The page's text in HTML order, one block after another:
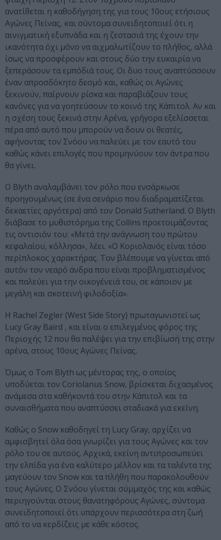
ανατίθεται η καθοδήγηση της για τους 10ους ετήσιους
Αγώνες Πείνας, και σύντομα συνειδητοποιεί ότι η
αινιγματική εξυπνάδα και η ζεστασιά της έχουν την
ικανότητα όχι μόνο να αιχμαλωτίζουν το πλήθος, αλλά
ίσως να προσφέρουν και στους δύο την ευκαιρία να
ξεπεράσουν τα εμπόδιά τους. Οι δυο τους αναπτύσσουν
έναν απροσδόκητο δεσμό και, καθώς οι Αγώνες
ξεκινούν, παίρνουν ρίσκα και παραβιάζουν τους
κανόνες για να γοητεύσουν το κοινό της Κάπιτολ. Αν και
η σχέση τους ξεκινά στην Αρένα, γρήγορα εξελίσσεται
πέρα από αυτό που μπορούν να δουν οι θεατές,
αφήνοντας τον Σνόου να παλεύει με τον εαυτό του
καθώς κάνει επιλογές που προμηνύουν τον άντρα που
θα γίνει.
Ο Blyth αναλαμβάνει τον ρόλο που ενσάρκωσε
προηγουμένως (σε ένα σενάριο που διαδραματίζεται
δεκαετίες αργότερα) από τον Donald Sutherland. Ο Blyth
διάβασε το μυθιστόρημα της Collins προετοιμάζοντας
τις οντισιόν του: «Μετά την ανάγνωση του πρώτου
κεφαλαίου, κόλλησα», λέει. «Ο Κοριολανός είναι τόσο
περίπλοκος χαρακτήρας. Τον βλέπουμε να γίνεται από
αυτόν τον νεαρό άνδρα που είναι προβληματισμένος
και παλεύει για την οικογένειά του, σε κάποιον με
μεγάλη και σκοτεινή φιλοδοξία».
Η Rachel Zegler (West Side Story) πρωταγωνιστεί ως
Lucy Gray Baird , και είναι ο επιλεγμένος φόρος της
Περιοχής 12 που θα παλέψει για την επιβίωσή της στην
αρένα, στους 10ους Αγώνες Πείνας.
Όμως ο Tom Blyth ως μέντορας της, ο οποίος
υποδύεται τον Coriolanus Snow, βρίσκεται διχασμένος
ανάμεσα στα καθήκοντά του στην Κάπιτολ και τα
συναισθήματα που αναπτύσσει σταδιακά για εκείνη.
Καθώς ο Snow καθοδηγεί τη Lucy Gray, αρχίζει να
αμφισβητεί όλα όσα γνωρίζει για τους Αγώνες και τον
ρόλο του σε αυτούς. Αρχικά, εκείνη αντιπροσωπεύει
την ελπίδα για ένα καλύτερο μέλλον και τα ταλέντα της
μαγεύουν τον Snow και τα πλήθη που παρακολουθούν
τους Αγώνες. Ο Σνόου γίνεται σύμμαχός της και καθώς
περιηγούνται στους θανατηφόρους Αγώνες, σύντομα
συνειδητοποιεί ότι υπάρχουν περισσότερα στη ζωή
από το να κερδίζεις με κάθε κόστος.